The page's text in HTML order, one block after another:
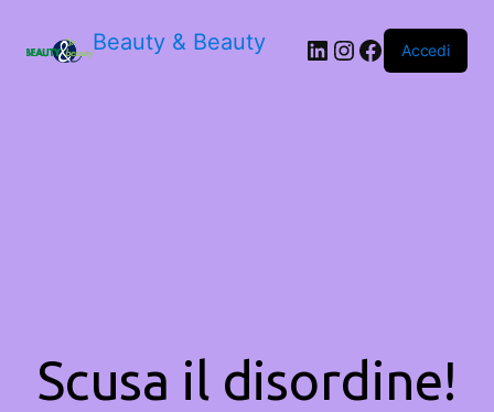
Beauty & Beauty LinkedIn
Instagram
Facebook
Accedi
Scusa il disordine!